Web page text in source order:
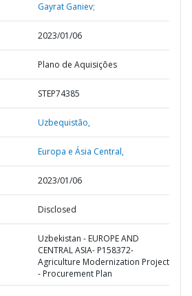
Gayrat Ganiev;
2023/01/06
Plano de Aquisições
STEP74385
Uzbequistão,
Europa e Ásia Central,
2023/01/06
Disclosed
Uzbekistan - EUROPE AND
CENTRAL ASIA- P158372-
Agriculture Modernization Project
- Procurement Plan